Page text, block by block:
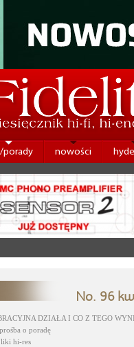
porady nowości
No. 96
DZIAŁA I CO Z TEGO
o poradę
hi-res